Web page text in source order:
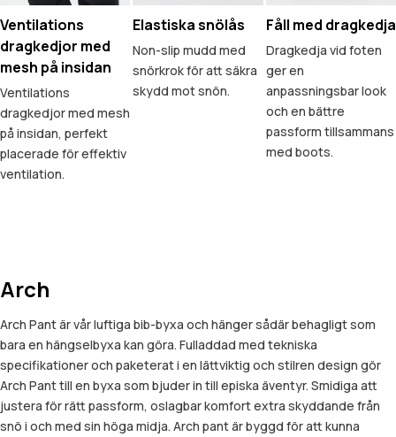
Ventilations
dragkedjor med
mesh på insidan
Ventilations
dragkedjor med mesh
på insidan, perfekt
placerade för effektiv
ventilation.
Elastiska snölås
Non-slip mudd med
snörkrok för att säkra
skydd mot snön.
Fåll med dragkedja
Dragkedja vid foten
ger en
anpassningsbar look
och en bättre
passform tillsammans
med boots.
Arch
Arch Pant är vår luftiga bib-byxa och hänger sådär behagligt som
bara en hängselbyxa kan göra. Fulladdad med tekniska
specifikationer och paketerat i en lättviktig och stilren design gör
Arch Pant till en byxa som bjuder in till episka äventyr. Smidiga att
justera för rätt passform, oslagbar komfort extra skyddande från
snö i och med sin höga midja. Arch pant är byggd för att kunna